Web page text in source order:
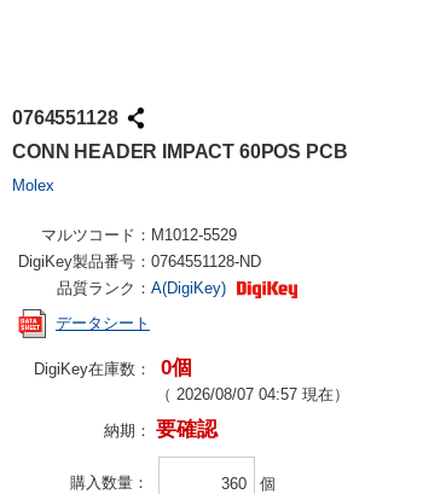
0764551128
CONN HEADER IMPACT 60POS PCB
Molex
マルツコード： M1012-5529
DigiKey製品番号： 0764551128-ND
品質ランク： A(DigiKey)
データシート
DigiKey在庫数： 0個
（ 2026/08/07 04:57 現在）
納期： 要確認
購入数量 個